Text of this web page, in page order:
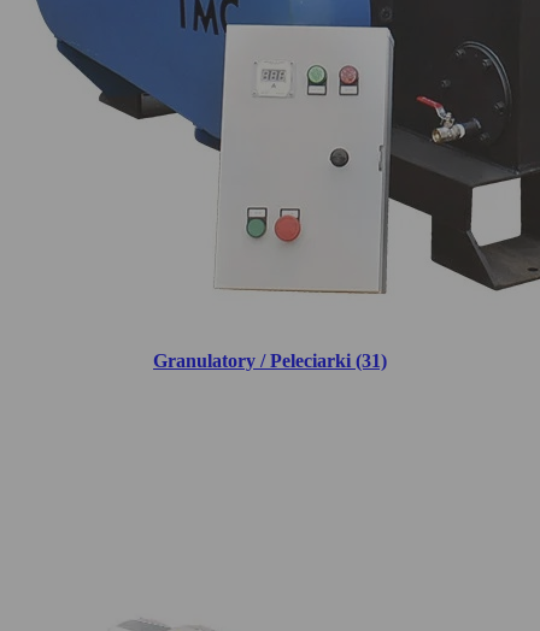
Granulatory / Peleciarki (31)